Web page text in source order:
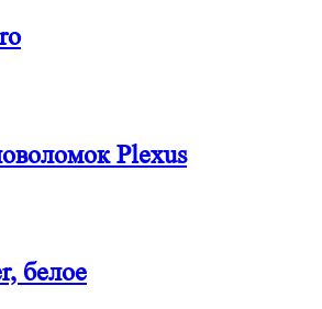
Plexus
белое